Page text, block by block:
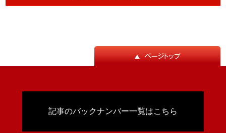
記事のバックナンバー一覧はこちら